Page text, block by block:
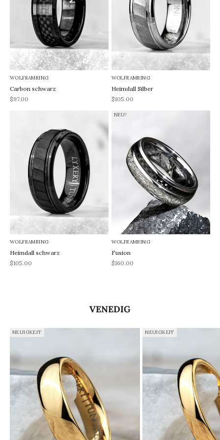
WOLFRAMRING
Carbon schwarz
REA-pris
$97.00
WOLFRAMRING
Heimdall Silber
REA-pris
$105.00
WOLFRAMRING
Heimdall schwarz
REA-pris
$105.00
NEU!
WOLFRAMRING
Fusion
REA-pris
$160.00
VENEDIG
NEUIGKEIT NEUIGKEIT